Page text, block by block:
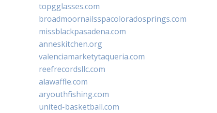
topgglasses.com
broadmoornailsspacoloradosprings.com
missblackpasadena.com
anneskitchen.org
valenciamarketytaqueria.com
reefrecordsllc.com
alawaffle.com
aryouthfishing.com
united-basketball.com